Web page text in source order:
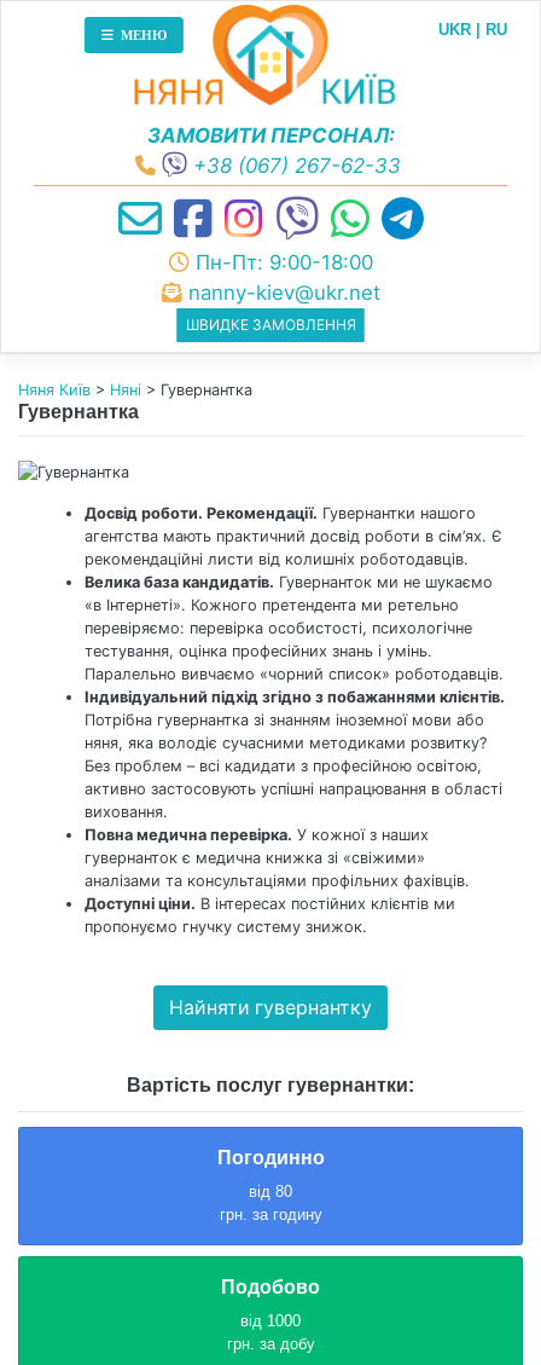
МЕНЮ UKR RU
ЗАМОВИТИ ПЕРСОНАЛ:
+38 (067) 267-62-33
Пн-Пт: 9:00-18:00
nanny-kiev@ukr.net
ШВИДКЕ ЗАМОВЛЕННЯ
Няня Київ > Няні > Гувернантка
Гувернантка
Досвід роботи. Рекомендації. Гувернантки нашого
агентства мають практичний досвід роботи в сім’ях. Є
рекомендаційні листи від колишніх роботодавців.
Велика база кандидатів. Гувернанток ми не шукаємо
«в Інтернеті». Кожного претендента ми ретельно
перевіряємо: перевірка особистості, психологічне
тестування, оцінка професійних знань і умінь.
Паралельно вивчаємо «чорний список» роботодавців.
Індивідуальний підхід згідно з побажаннями клієнтів.
Потрібна гувернантка зі знанням іноземної мови або
няня, яка володіє сучасними методиками розвитку?
Без проблем – всі кадидати з професійною освітою,
активно застосовують успішні напрацювання в області
виховання.
Повна медична перевірка. У кожної з наших
гувернанток є медична книжка зі «свіжими»
аналізами та консультаціями профільних фахівців.
Доступні ціни. В інтересах постійних клієнтів ми
пропонуємо гнучку систему знижок.
Найняти гувернантку
Вартість послуг гувернантки:
Погодинно
від 80
грн. за годину
Подобово
від 1000
грн. за добу